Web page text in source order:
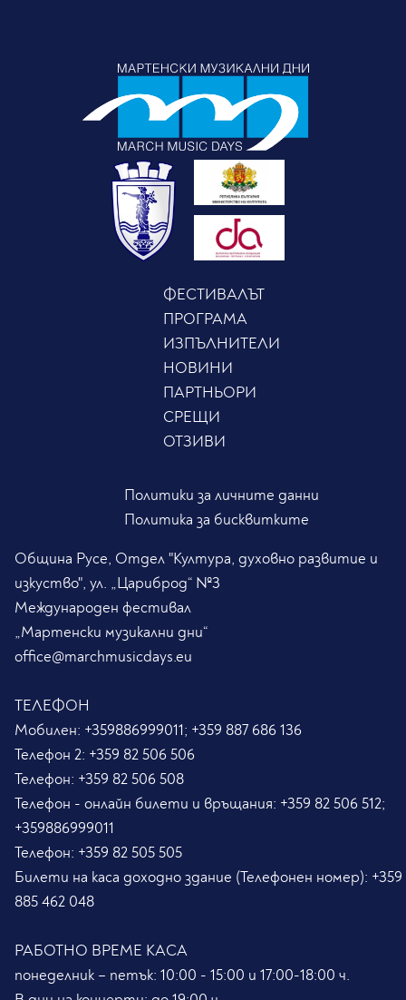
ФЕСТИВАЛЪТ
ПРОГРАМА
ИЗПЪЛНИТЕЛИ
НОВИНИ
ПАРТНЬОРИ
СРЕЩИ
ОТЗИВИ
Политики за личните данни
Политика за бисквитките
Община Русе, Отдел "Култура, духовно развитие и
изкуство", ул. „Цариброд“ №3
Международен фестивал
„Мартенски музикални дни“
office@marchmusicdays.eu
ТЕЛЕФОН
Мобилен: +359886999011; +359 887 686 136
Телефон 2: +359 82 506 506
Телефон: +359 82 506 508
Телефон - онлайн билети и връщания: +359 82 506 512;
+359886999011
Телефон: +359 82 505 505
Билети на каса доходно здание (Телефонен номер): +359
885 462 048
РАБОТНО ВРЕМЕ КАСА
понеделник – петък: 10:00 - 15:00 и 17:00-18:00 ч.